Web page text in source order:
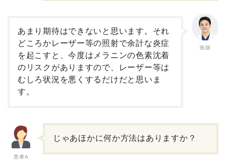
医師
あまり期待はできないと思います。それ
どころかレーザー等の照射で余計な炎症
を起こすと、今度はメラニンの色素沈着
のリスクがありますので、レーザー等は
むしろ状況を悪くするだけだと思いま
す。
患者A
じゃあほかに何か方法はありますか？